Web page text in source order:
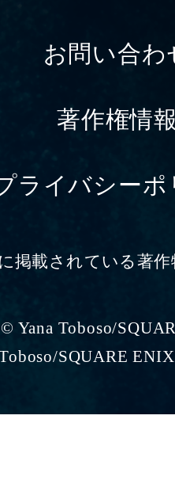
お問い合わ
著作権情
ライバシーポ
掲載されている著
© Yana Toboso/
SQUARE